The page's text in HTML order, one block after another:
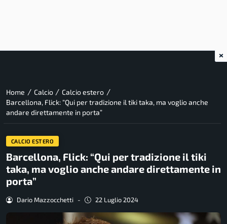
Home / Calcio / Calcio estero /
Barcellona, Flick: “Qui per tradizione il tiki taka, ma voglio anche
andare direttamente in porta”
CALCIO ESTERO
Barcellona, Flick: “Qui per tradizione il tiki
taka, ma voglio anche andare direttamente in
porta”
Dario Mazzocchetti - 22 Luglio 2024
×